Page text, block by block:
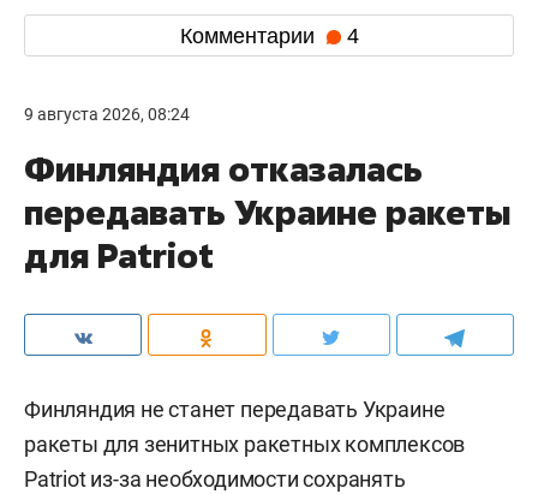
Комментарии 4
9 августа 2026, 08:24
Финляндия отказалась
передавать Украине ракеты
для Patriot
Финляндия не станет передавать Украине
ракеты для зенитных ракетных комплексов
Patriot из-за необходимости сохранять